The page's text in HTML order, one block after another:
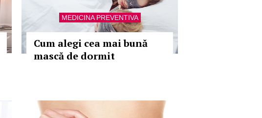
MEDICINA PREVENTIVA
Cum alegi cea mai bună
mască de dormit